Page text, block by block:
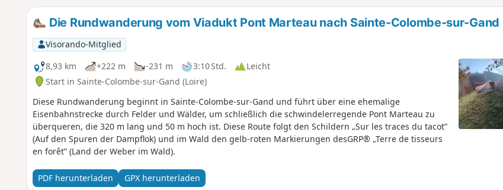
m
Die Rundwanderung vom Viadukt Pont Marteau nach Sainte-Colombe-sur-Gand
Visorando-Mitglied
8,93 km
+222 m -231 m 3:10 Std.
Leicht
Start in Sainte-Colombe-sur-Gand (Loire)
Diese Rundwanderung beginnt in Sainte-Colombe-sur-Gand und führt über eine ehemalige
Eisenbahnstrecke durch Felder und Wälder, um schließlich die schwindelerregende Pont Marteau zu
überqueren, die 320 m lang und 50 m hoch ist. Diese Route folgt den Schildern „Sur les traces du tacot”
(Auf den Spuren der Dampflok) und im Wald den gelb-roten Markierungen desGRP® „Terre de tisseurs
en forêt” (Land der Weber im Wald).
PDF herunterladen GPX herunterladen